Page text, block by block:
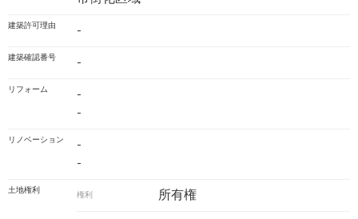
建築許可理由 -
建築確認番号 -
リフォーム
-
-
リノベーション
-
-
土地権利
権利 所有権